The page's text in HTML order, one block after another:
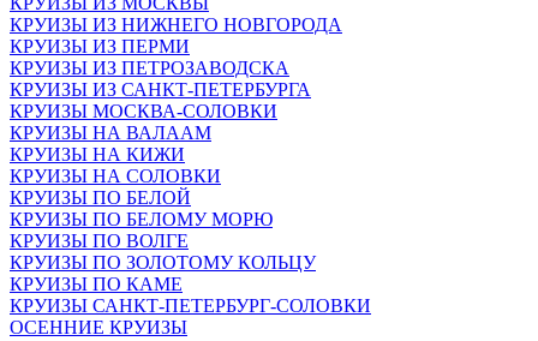
КРУИЗЫ ИЗ НИЖНЕГО НОВГОРОДА
КРУИЗЫ ИЗ ПЕРМИ
КРУИЗЫ ИЗ ПЕТРОЗАВОДСКА
КРУИЗЫ ИЗ САНКТ-ПЕТЕРБУРГА
КРУИЗЫ МОСКВА-СОЛОВКИ
КРУИЗЫ НА ВАЛААМ
КРУИЗЫ НА КИЖИ
КРУИЗЫ НА СОЛОВКИ
КРУИЗЫ ПО БЕЛОЙ
КРУИЗЫ ПО БЕЛОМУ МОРЮ
КРУИЗЫ ПО ВОЛГЕ
КРУИЗЫ ПО ЗОЛОТОМУ КОЛЬЦУ
КРУИЗЫ ПО КАМЕ
КРУИЗЫ САНКТ-ПЕТЕРБУРГ-СОЛОВКИ
ОСЕННИЕ КРУИЗЫ